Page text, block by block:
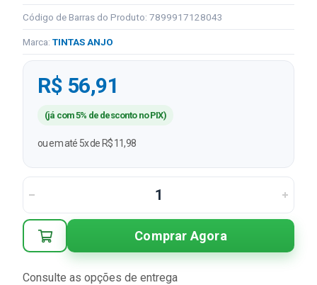
Código de Barras do Produto: 7899917128043
Marca: TINTAS ANJO
R$ 56,91
(já com 5% de desconto no PIX)
ou em até 5x de R$ 11,98
Comprar Agora
Consulte as opções de entrega